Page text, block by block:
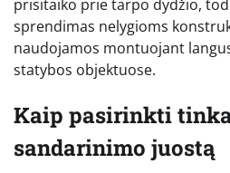
prisitaiko prie tarpo dydžio,
sprendimas nelygioms
naudojamos montuojant
statybos objektuose.
Kaip pasirinkti
sandarinimo juostą